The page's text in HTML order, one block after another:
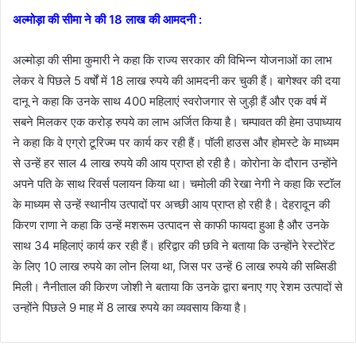
अल्मोड़ा की सीमा ने की 18 लाख की आमदनी :
अल्मोड़ा की सीमा कुमारी ने कहा कि राज्य सरकार की विभिन्न योजनाओं का लाभ
लेकर वे पिछले 5 वर्षों में 18 लाख रुपये की आमदनी कर चुकी हैं। बागेश्वर की दया
दानू ने कहा कि उनके साथ 400 महिलाएं स्वरोजगार से जुड़ी हैं और एक वर्ष में
सबने मिलकर एक करोड़ रुपये का लाभ अर्जित किया है। चम्पावत की हेमा उपाध्याय
ने कहा कि वे एग्रो टूरिज्म पर कार्य कर रही हैं। पॉली हाउस और होमस्टे के माध्यम
से उन्हें हर साल 4 लाख रुपये की आय प्राप्त हो रही है। कोरोना के दौरान उन्होंने
अपने पति के साथ रिवर्स पलायन किया था। चमोली की रेखा नेगी ने कहा कि स्टॉल
के माध्यम से उन्हें स्थानीय उत्पादों पर अच्छी आय प्राप्त हो रही है। देहरादून की
किरण राणा ने कहा कि उन्हें मशरूम उत्पादन से काफी फायदा हुआ है और उनके
साथ 34 महिलाएं कार्य कर रही हैं। हरिद्वार की छवि ने बताया कि उन्होंने रेस्टोरेंट
के लिए 10 लाख रुपये का लोन लिया था, जिस पर उन्हें 6 लाख रुपये की सब्सिडी
मिली। नैनीताल की किरण जोशी ने बताया कि उनके द्वारा बनाए गए रेशम उत्पादों से
उन्होंने पिछले 9 माह में 8 लाख रुपये का व्यवसाय किया है।